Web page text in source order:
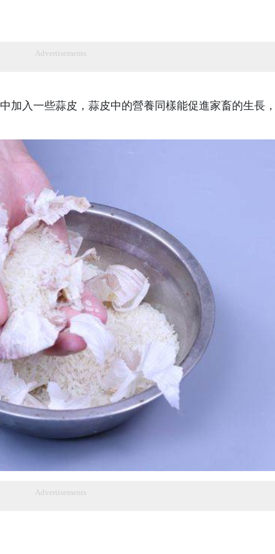
Advertisements
加入一些蒜皮，蒜皮中的營養同樣能促進家畜的生長
Advertisements